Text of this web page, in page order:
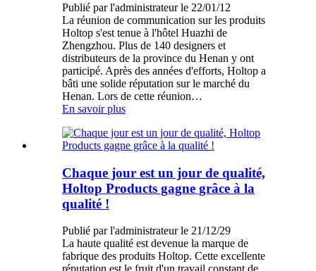
Publié par l'administrateur le 22/01/12
La réunion de communication sur les produits
Holtop s'est tenue à l'hôtel Huazhi de
Zhengzhou. Plus de 140 designers et
distributeurs de la province du Henan y ont
participé. Après des années d'efforts, Holtop a
bâti une solide réputation sur le marché du
Henan. Lors de cette réunion…
En savoir plus
Chaque jour est un jour de qualité,
Holtop Products gagne grâce à la
qualité !
Publié par l'administrateur le 21/12/29
La haute qualité est devenue la marque de
fabrique des produits Holtop. Cette excellente